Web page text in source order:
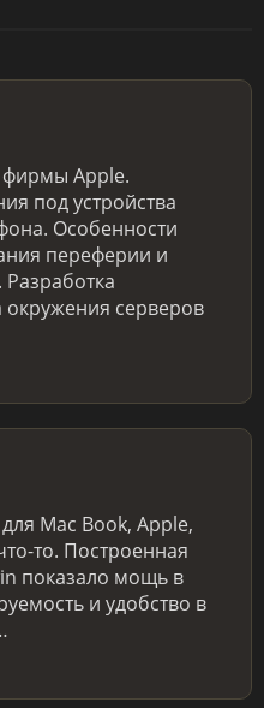
фирмы Apple.
под устройства
Особенности
переферии и
Разработка
серверов
Mac Book, Apple,
то. Построенная
показало мощь в
и удобство в